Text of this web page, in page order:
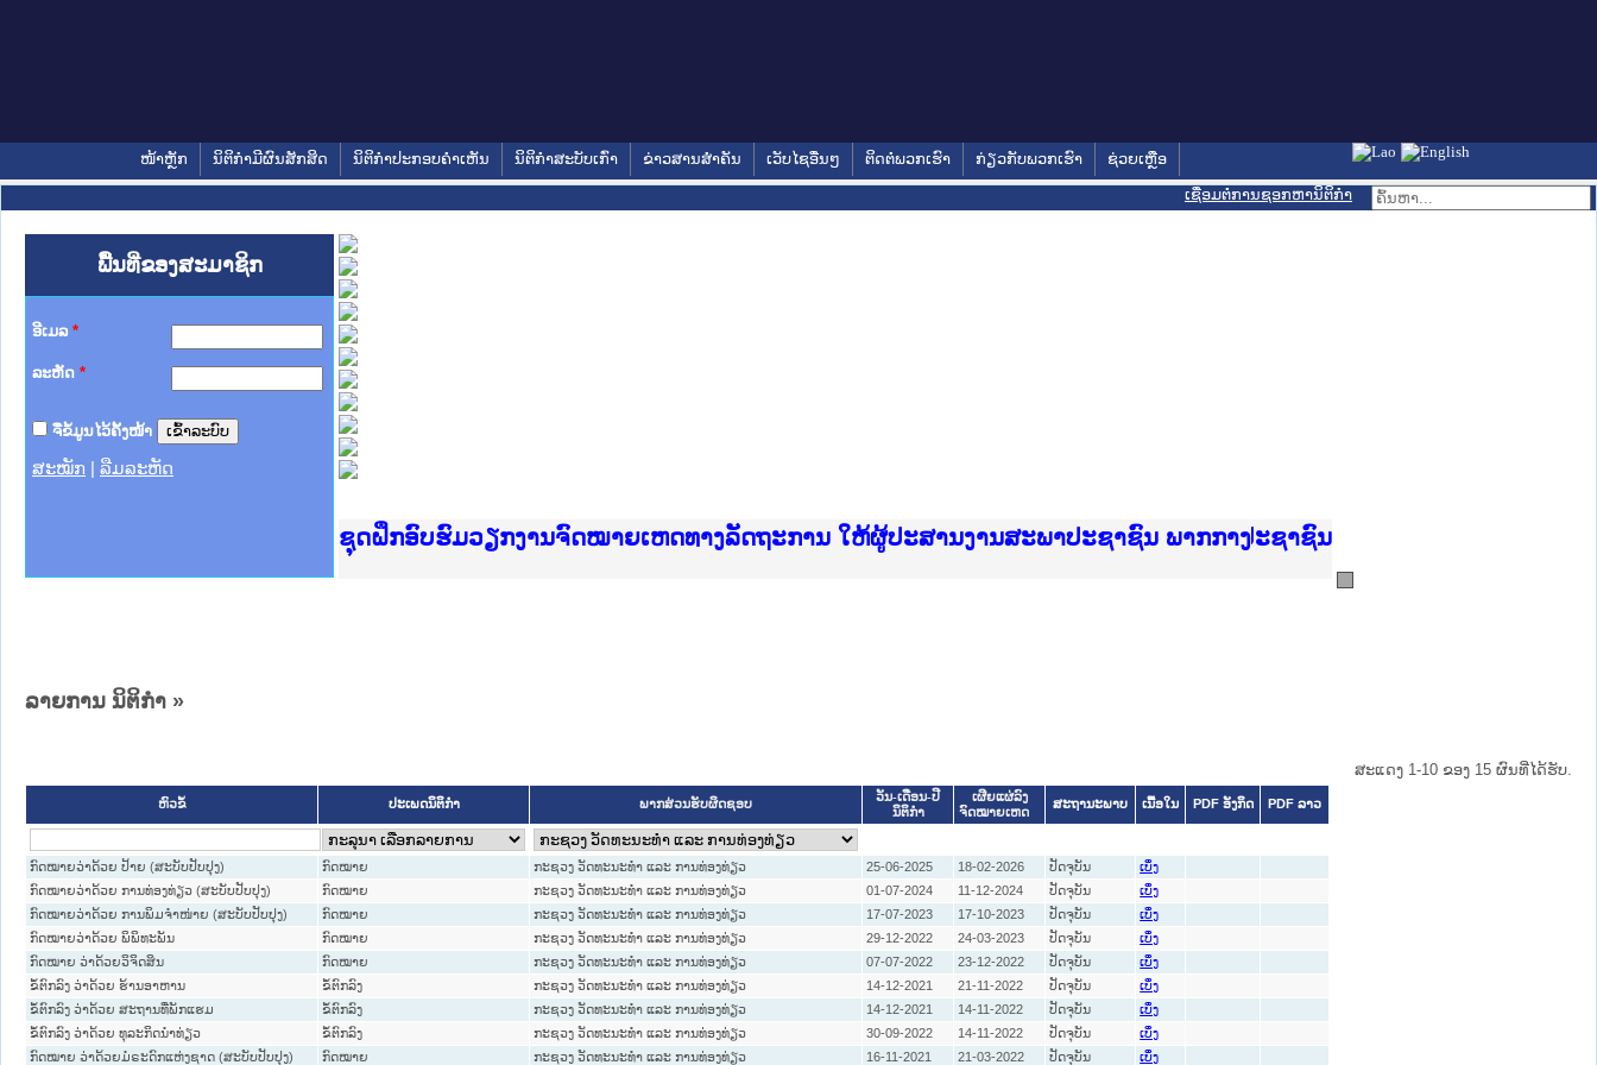
ໜ້າຫຼັກ ນິຕິກໍາມີຜົນສັກສິດ ນິຕິກໍາປະກອບຄໍາເຫັນ ນິຕິກໍາສະບັບເກົ່າ ຂ່າວສານສໍາຄັນ ເວັບໄຊອື່ນໆ ຕິດຕໍ່ພວກເຮົາ ກ່ຽວກັບພວກເຮົາ
ຊ່ວຍເຫຼືອ
ເຊື່ອມຕໍ່ການຊອກຫານິຕິກຳ
ພື້ນທີ່ຂອງສະມາຊິກ
ອີເມລ *
ລະຫັດ *
ຈື່ຂໍ້ມູນໄວ້ຄັ້ງໜ້າ
ສະໝັກ ລືມລະຫັດ
Ministry of Justice Lao PDR
ເຜີຍແຜ່ວັບໄຊຈົດໝາຍເຫດທາງລັດຖະການ ແລະ ແອັບກົດໝາຍລາວ ທີ່ ສະຖາບັນຍຸຕິທຳແຫ່ງຊາດ
ກະຊວງຍຸຕິທຳ
ຊຸດຝຶກອົບຮົມວຽກງານຈົດໝາຍເຫດທາງລັດຖະການ ໃຫ້ຜູ້ປະສານງານສະພາປະຊາຊົນ ພາກເໜືອ
ກອງປະຊຸມທົບທວນຄືນການຈັດຕັ້ງປະຕິບັດວຽກງານຈົດໝາຍເຫດທາງລັດຖະການ
ຝຶກອົບຮົມ ຜູ່ປະສານງານວຽກງານຈົດໝາຍເຫດທາງລັດຖະການ ສຳລັບ ພາກກາງ
ຝຶກອົບຮົມ ຜູ່ປະສານງານວຽກງານຈົດໝາຍເຫດທາງລັດຖະການ ສຳລັບ ພາກໃຕ້
ເຜີຍແຜ່ແອັບກົດໝາຍລາວ ແລະ ເວັບໄຊຈົດໝາຍເຫດທາງລັດຖະການ ທີ່ ວິທະຍາຄານຕຳຫຼວດປະຊາຊົນ
ເຜີຍແຜ່ແອັບກົດໝາຍລາວ ແລະ ເວັບໄຊຈົດໝາຍເຫດທາງລັດຖະການ ທີ່ ວິທະຍາຄານສັນຕິບານປະຊາຊົນ
ຍົກລະດັບວຽກງານຈົດໝາຍເຫດທາງລັດຖະການໃຫ້ຜູ້ປະສານງານຂັ້ນແຂວງພາກເໜືອ
ຊຸດຝຶກອົບຮົມວຽກງານຈົດໝາຍເຫດທາງລັດຖະການ ໃຫ້ຜູ້ປະສານງານສະພາປະຊາຊົນ ພາກກາງ
ລາຍການ ນິຕິກໍາ »
ສະແດງ 1-10 ຂອງ 15 ຜົນທີ່ໄດ້ຮັບ.
ຫົວຂໍ້ ປະເພດນິຕິກຳ ພາກສ່ວນຮັບຜິດຊອບ
ວັນ-ເດືອນ-ປີ
ນິຕິກໍາ
ເຜີຍແຜ່ລົງ
ຈົດໝາຍເຫດ
ສະຖານະພາບ ເນື້ອໃນ PDF ອັງກິດ PDF ລາວ
ກົດໝາຍວ່າດ້ວຍ ປ້າຍ (ສະບັບປັບປຸງ) ກົດໝາຍ ກະຊວງ ວັດທະນະທຳ ແລະ ການທ່ອງທ່ຽວ 25-06-2025 18-02-2026 ປັດຈຸບັນ ເບິ່ງ
ກົດໝາຍວ່າດ້ວຍ ການທ່ອງທ່ຽວ (ສະບັບປັບປຸງ) ກົດໝາຍ ກະຊວງ ວັດທະນະທຳ ແລະ ການທ່ອງທ່ຽວ 01-07-2024 11-12-2024 ປັດຈຸບັນ ເບິ່ງ
ກົດໝາຍວ່າດ້ວຍ ການພິມຈຳໜ່າຍ (ສະບັບປັບປຸງ) ກົດໝາຍ ກະຊວງ ວັດທະນະທຳ ແລະ ການທ່ອງທ່ຽວ 17-07-2023 17-10-2023 ປັດຈຸບັນ ເບິ່ງ
ກົດໝາຍວ່າດ້ວຍ ພິພິທະພັນ ກົດໝາຍ ກະຊວງ ວັດທະນະທຳ ແລະ ການທ່ອງທ່ຽວ 29-12-2022 24-03-2023 ປັດຈຸບັນ ເບິ່ງ
ກົດໝາຍ ວ່າດ້ວຍວິຈິດສິນ ກົດໝາຍ ກະຊວງ ວັດທະນະທຳ ແລະ ການທ່ອງທ່ຽວ 07-07-2022 23-12-2022 ປັດຈຸບັນ ເບິ່ງ
ຂໍ້ຕົກລົງ ວ່າດ້ວຍ ຮ້ານອາຫານ ຂໍ້ຕົກລົງ ກະຊວງ ວັດທະນະທຳ ແລະ ການທ່ອງທ່ຽວ 14-12-2021 21-11-2022 ປັດຈຸບັນ ເບິ່ງ
ຂໍ້ຕົກລົງ ວ່າດ້ວຍ ສະຖານທີ່ພັກແຮມ ຂໍ້ຕົກລົງ ກະຊວງ ວັດທະນະທຳ ແລະ ການທ່ອງທ່ຽວ 14-12-2021 14-11-2022 ປັດຈຸບັນ ເບິ່ງ
ຂໍ້ຕົກລົງ ວ່າດ້ວຍ ທຸລະກິດນຳທ່ຽວ ຂໍ້ຕົກລົງ ກະຊວງ ວັດທະນະທຳ ແລະ ການທ່ອງທ່ຽວ 30-09-2022 14-11-2022 ປັດຈຸບັນ ເບິ່ງ
ກົດໝາຍ ວ່າດ້ວຍມໍຣະດົກແຫ່ງຊາດ (ສະບັບປັບປຸງ) ກົດໝາຍ ກະຊວງ ວັດທະນະທຳ ແລະ ການທ່ອງທ່ຽວ 16-11-2021 21-03-2022 ປັດຈຸບັນ ເບິ່ງ